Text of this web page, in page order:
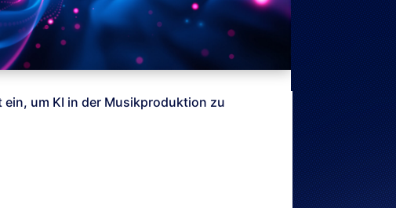
um KI in der Musikproduktion zu